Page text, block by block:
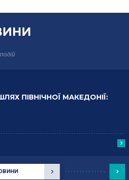
ПІВНІЧНОЇ МАКЕДОНІЇ: